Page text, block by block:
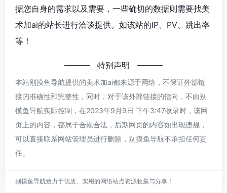
据您自身的需求以及需要，一些确切的数据则需要找美
术加ai的站长进行洽谈提供。如该站的IP、PV、跳出率
等！
特别声明
本站别摸鱼导航提供的美术加ai都来源于网络，不保证外部链
接的准确性和完整性，同时，对于该外部链接的指向，不由别
摸鱼导航实际控制，在2023年9月9日 下午3:47收录时，该网
页上的内容，都属于合规合法，后期网页的内容如出现违规，
可以直接联系网站管理员进行删除，别摸鱼导航不承担任何责
任。
别摸鱼导航致力于优质、实用的网络站点资源收集与分享！